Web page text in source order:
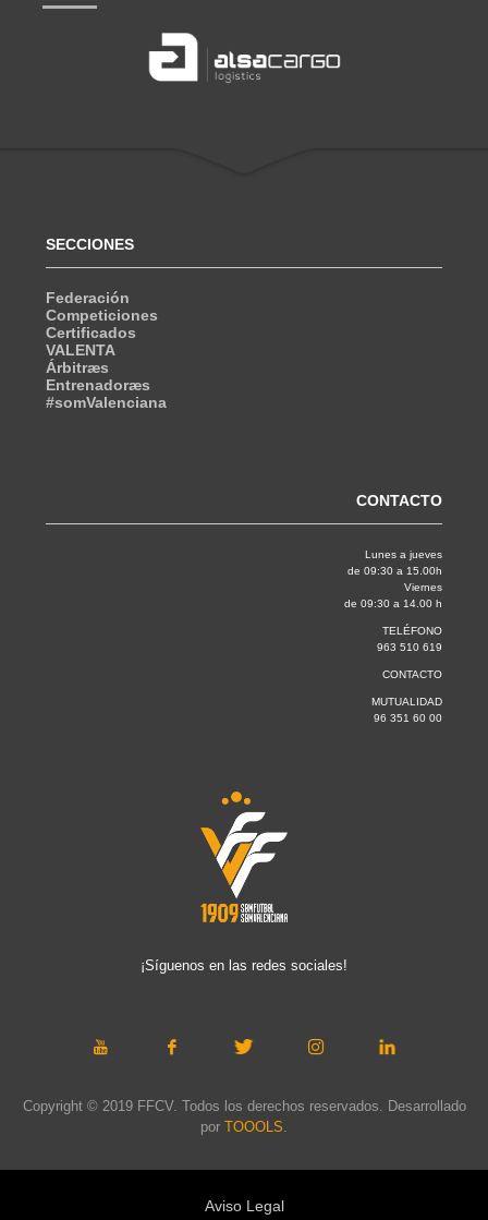
SECCIONES
Federación
Competiciones
Certificados
VALENTA
Árbitræs
Entrenadoræs
#somValenciana
CONTACTO
Lunes a jueves
de 09:30 a 15.00h
Viernes
de 09:30 a 14.00 h
TELÉFONO
963 510 619
CONTACTO
MUTUALIDAD
96 351 60 00
¡Síguenos en las redes sociales!
Copyright © 2019 FFCV. Todos los derechos reservados. Desarrollado
por TOOOLS.
Aviso Legal